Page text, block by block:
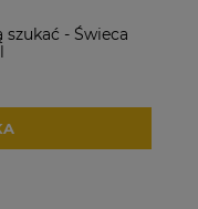
szukać - Świeca